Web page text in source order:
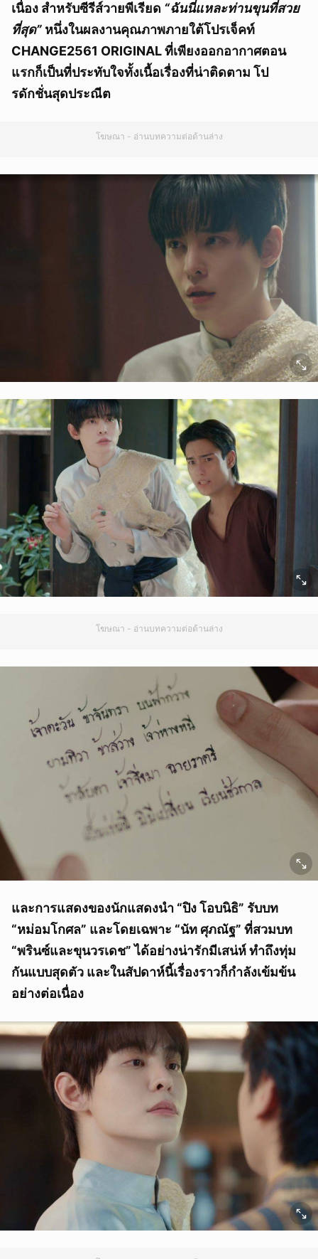
เนื่อง สำหรับซีรีส์วายพีเรียด “ฉันนี่แหละท่านขุนที่สวย
ที่สุด” หนึ่งในผลงานคุณภาพภายใต้โปรเจ็คท์
CHANGE2561 ORIGINAL ที่เพียงออกอากาศตอน
แรกก็เป็นที่ประทับใจทั้งเนื้อเรื่องที่น่าติดตาม โป
รดักชั่นสุดประณีต
โฆษณา - อ่านบทความต่อด้านล่าง
โฆษณา - อ่านบทความต่อด้านล่าง
และการแสดงของนักแสดงนำ “ปิง โอบนิธิ” รับบท
“หม่อมโกศล” และโดยเฉพาะ “นัท ศุภณัฐ” ที่สวมบท
“พรินซ์และขุนวรเดช” ได้อย่างน่ารักมีเสน่ห์ ทำถึงทุ่ม
กันแบบสุดตัว และในสัปดาห์นี้เรื่องราวก็กำลังเข้มข้น
อย่างต่อเนื่อง